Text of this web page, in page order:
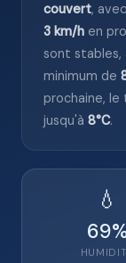
couvert,
3 km/h en
sont stables,
minimum de
prochaine,
jusqu'à 8°C.
💧